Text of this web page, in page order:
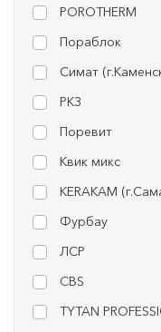
POROTHERM
Пораблок
Симат
РКЗ
Поревит
Квик микс
KERAKAM
Фурбау
ЛСР
CBS
TYTAN